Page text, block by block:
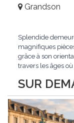
SUR
Grandson
Splendide
magnifiques
grâce à son
travers les âges
de Grandson,